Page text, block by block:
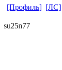
[Профиль] [ЛС]
su25n77